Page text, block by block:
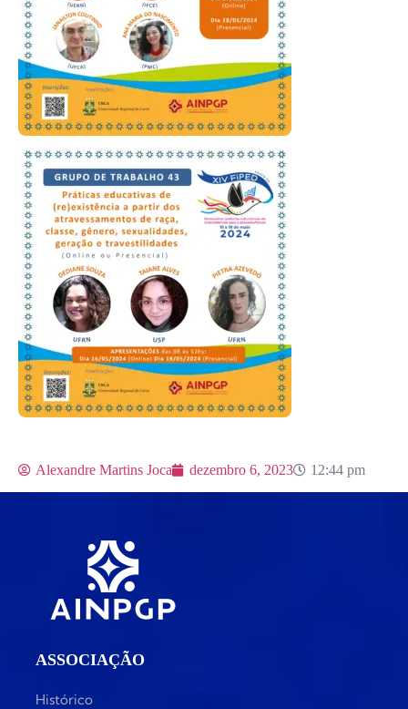
Alexandre Martins Joca dezembro 6, 2023 12:44 pm
ASSOCIAÇÃO
Histórico